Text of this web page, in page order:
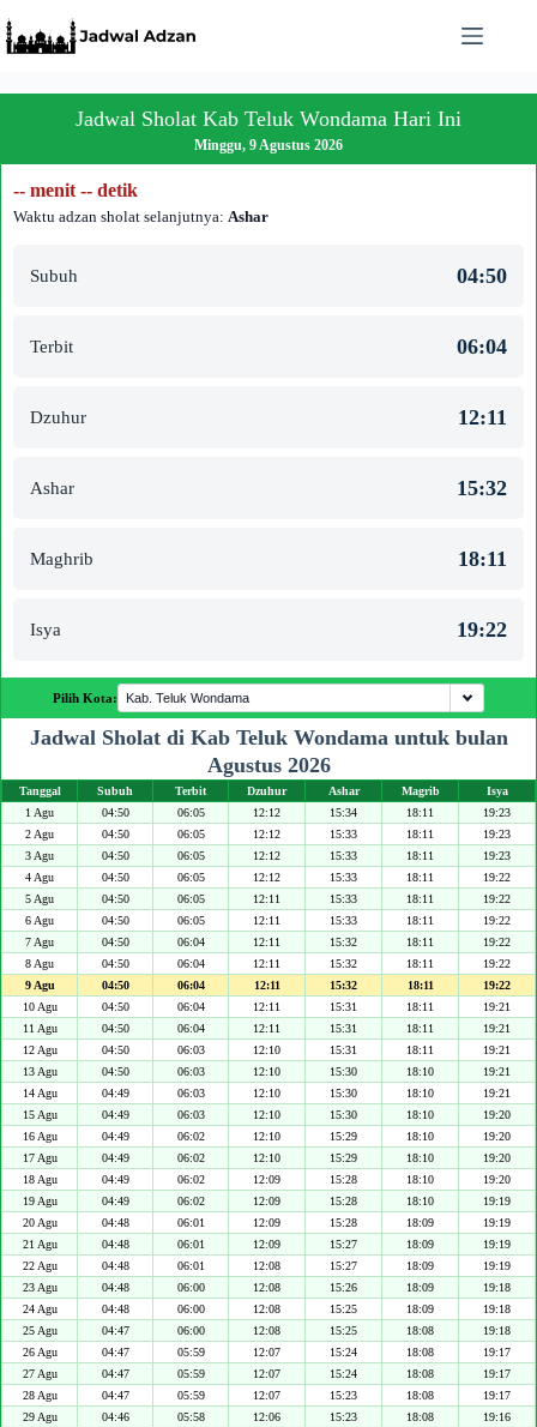
to
content
Jadwal Sholat Kab Teluk Wondama Hari Ini
Minggu, 9 Agustus 2026
-- menit -- detik
Waktu adzan sholat selanjutnya: Ashar
Subuh 04:50
Terbit 06:04
Dzuhur 12:11
Ashar 15:32
Maghrib 18:11
Isya 19:22
Pilih Kota:
Jadwal Sholat di Kab Teluk Wondama untuk bulan
Agustus 2026
Tanggal Subuh Terbit Dzuhur Ashar Magrib
Isya
1 Agu
04:50 06:05 12:12 15:34 18:11
19:23
2 Agu
04:50 06:05 12:12 15:33 18:11
19:23
3 Agu
04:50 06:05 12:12 15:33 18:11
19:23
4 Agu
04:50 06:05 12:12 15:33 18:11
19:22
5 Agu
04:50 06:05 12:11 15:33 18:11
19:22
6 Agu
04:50 06:05 12:11 15:33 18:11
19:22
7 Agu
04:50 06:04 12:11 15:32 18:11
19:22
8 Agu
04:50 06:04 12:11 15:32 18:11
19:22
9 Agu
04:50 06:04 12:11 15:32 18:11
19:22
10 Agu
04:50 06:04 12:11 15:31 18:11
19:21
11 Agu
04:50 06:04 12:11 15:31 18:11
19:21
12 Agu
04:50 06:03 12:10 15:31 18:11
19:21
13 Agu
04:50 06:03 12:10 15:30 18:10
19:21
14 Agu
04:49 06:03 12:10 15:30 18:10
19:21
15 Agu
04:49 06:03 12:10 15:30 18:10
19:20
16 Agu
04:49 06:02 12:10 15:29 18:10
19:20
17 Agu
04:49 06:02 12:10 15:29 18:10
19:20
18 Agu
04:49 06:02 12:09 15:28 18:10
19:20
19 Agu
04:49 06:02 12:09 15:28 18:10
19:19
20 Agu
04:48 06:01 12:09 15:28 18:09
19:19
21 Agu
04:48 06:01 12:09 15:27 18:09
19:19
22 Agu
04:48 06:01 12:08 15:27 18:09
19:19
23 Agu
04:48 06:00 12:08 15:26 18:09
19:18
24 Agu
04:48 06:00 12:08 15:25 18:09
19:18
25 Agu
04:47 06:00 12:08 15:25 18:08
19:18
26 Agu
04:47 05:59 12:07 15:24 18:08
19:17
27 Agu
04:47 05:59 12:07 15:24 18:08
19:17
28 Agu
04:47 05:59 12:07 15:23 18:08
19:17
29 Agu
04:46 05:58 12:06 15:23 18:08
19:16